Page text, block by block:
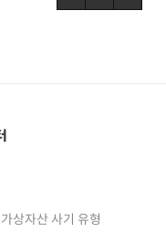
가상자산 사기 유형